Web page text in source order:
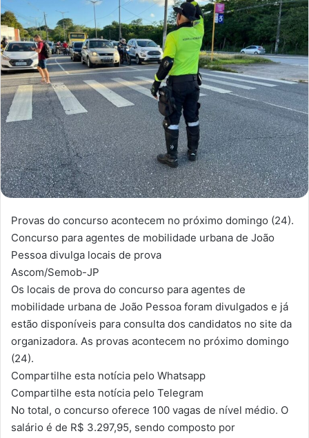
u
m
e
-
m
a
i
l
Provas do concurso acontecem no próximo domingo (24).
Concurso para agentes de mobilidade urbana de João
Pessoa divulga locais de prova
Ascom/Semob-JP
Os locais de prova do concurso para agentes de
mobilidade urbana de João Pessoa foram divulgados e já
estão disponíveis para consulta dos candidatos no site da
organizadora. As provas acontecem no próximo domingo
(24).
Compartilhe esta notícia pelo Whatsapp
Compartilhe esta notícia pelo Telegram
No total, o concurso oferece 100 vagas de nível médio. O
salário é de R$ 3.297,95, sendo composto por